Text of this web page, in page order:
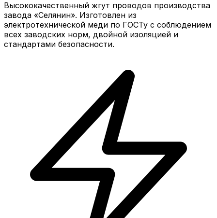
Высококачественный жгут проводов производства
завода «Селянин». Изготовлен из
электротехнической меди по ГОСТу с соблюдением
всех заводских норм, двойной изоляцией и
стандартами безопасности.